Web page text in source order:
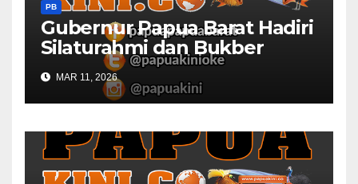
PB
Gubernur Papua Barat Hadiri
Silaturahmi dan Bukber
Bersama DPR RI dan
Mendagri di IPDN
MAR 11, 2026